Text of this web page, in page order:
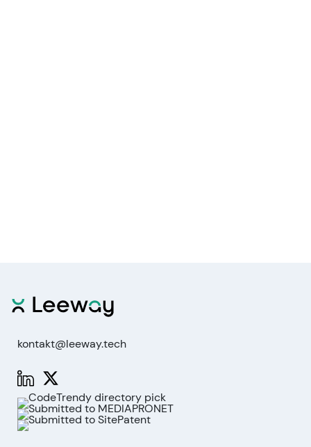
kontakt@leeway.tech